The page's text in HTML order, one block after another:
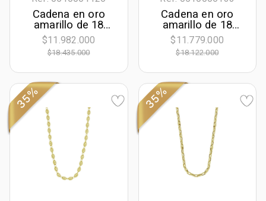
Cadena en oro
amarillo de 18
Kilates, Grumette,
50 cm. de largo,
6.50 mm. de
$11.982.000
$18.435.000
Cadena en oro
amarillo de 18
Kilates, Cordon, 50
cm. de largo, 5.50
mm. de ancho
$11.779.000
$18.122.000
35% 35%